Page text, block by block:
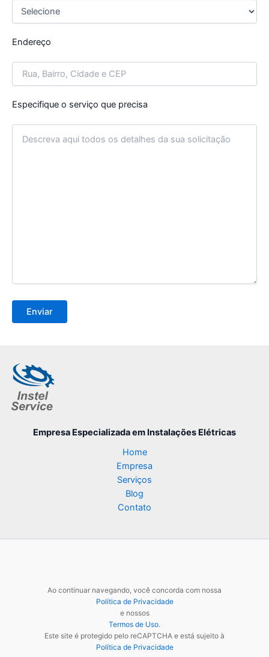
Endereço
Especifique o serviço que precisa
Empresa Especializadaem Instalações Elétricas
Home
Empresa
Serviços
Blog
Contato
Ao continuar navegando, você concorda com nossa
Política de Privacidade
e nossos
Termos de Uso.
Este site é protegido pelo reCAPTCHA e está sujeito à
Política de Privacidade